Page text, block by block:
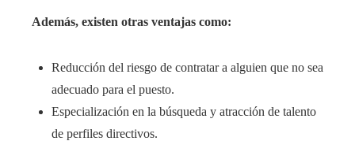
Además, existen otras ventajas como:
Reducción del riesgo de contratar a alguien que no sea
adecuado para el puesto.
Especialización en la búsqueda y atracción de talento
de perfiles directivos.